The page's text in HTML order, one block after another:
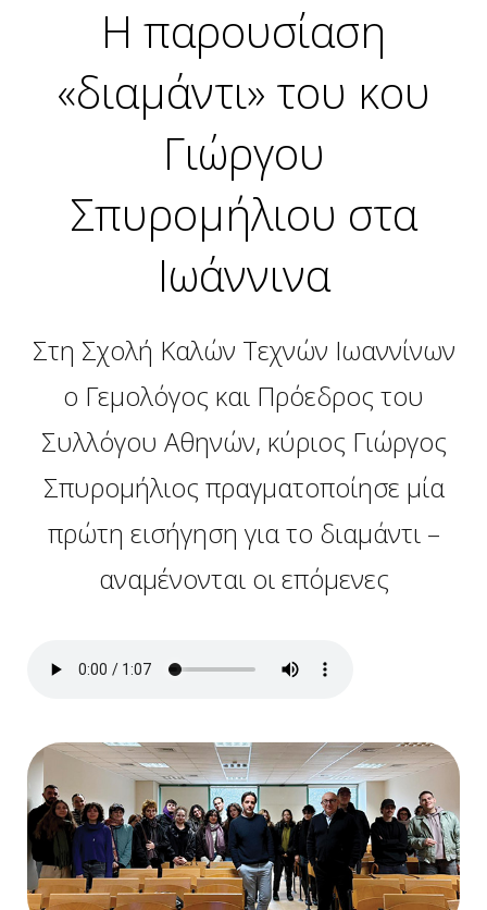
H παρουσίαση
«διαμάντι» του κου
Γιώργου
Σπυρομήλιου στα
Ιωάννινα
Στη Σχολή Καλών Τεχνών Ιωαννίνων
ο Γεμολόγος και Πρόεδρος του
Συλλόγου Αθηνών, κύριος Γιώργος
Σπυρομήλιος πραγματοποίησε μία
πρώτη εισήγηση για το διαμάντι –
αναμένονται οι επόμενες